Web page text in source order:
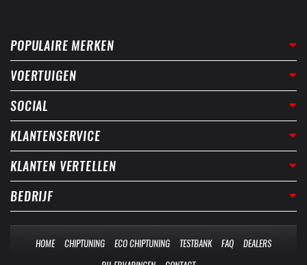
POPULAIRE MERKEN
VOERTUIGEN
SOCIAL
KLANTENSERVICE
KLANTEN VERTELLEN
BEDRIJF
HOME CHIPTUNING ECO CHIPTUNING TESTBANK FAQ
DEALERS